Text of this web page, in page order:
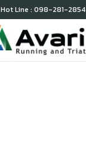
Hot Line : 098-281-2854